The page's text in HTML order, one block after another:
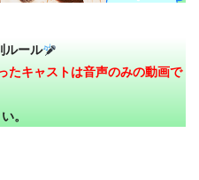
ルール
たキャストは音声のみの動画で
。